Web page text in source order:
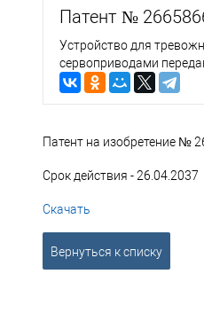
Патент №
Устройство для
сервоприводами
Патент на изобретение №
Срок действия - 26.04.2037
Скачать
Вернуться к списку